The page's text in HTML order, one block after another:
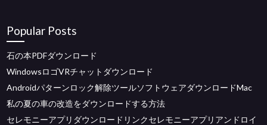
Popular Posts
石の本PDFダウンロード
WindowsロゴVRチャットダウンロード
Androidパターンロック解除ツールソフトウェアダウンロードMac
私の夏の車の改造をダウンロードする方法
セレモニーアプリダウンロードリンクセレモニーアプリアンドロイ